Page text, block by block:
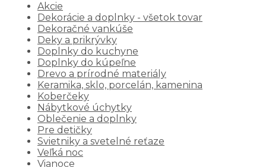
Akcie
Dekorácie a doplnky - všetok tovar
Dekoračné vankúše
Deky a prikrývky
Doplnky do kuchyne
Doplnky do kúpeľne
Drevo a prírodné materiály
Keramika, sklo, porcelán, kamenina
Koberčeky
Nábytkové úchytky
Oblečenie a doplnky
Pre detičky
Svietniky a svetelné reťaze
Veľká noc
Vianoce